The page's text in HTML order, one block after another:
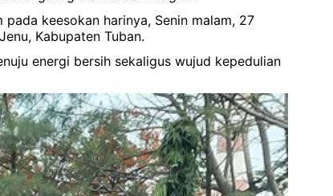
keesokan harinya, Senin malam, 27
Kabupaten Tuban.
energi bersih sekaligus wujud kepedulian